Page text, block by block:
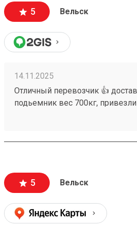
5 Вельск
14.11.2025
Отличный перевозчик 👍
подьемник вес 700кг,
Номер заказа 250998061.
Теперь у них есть мобильное
5 Вельск